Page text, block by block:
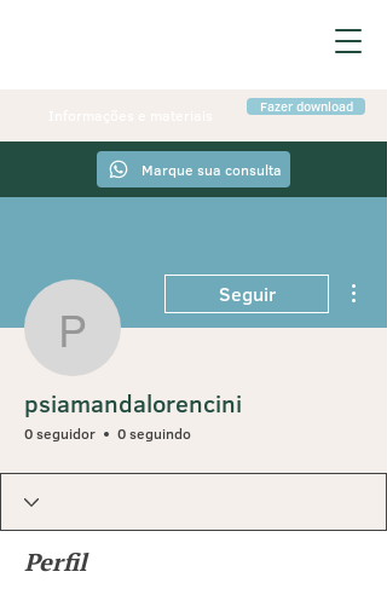
Marque sua consulta
Fazer download
Seguir
psiamandalorencini
0 seguidor 0 seguindo
Perfil